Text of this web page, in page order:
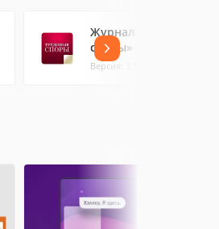
Журнал «Трудовые
споры»
Версия: 3.5 (14.17 МБ)